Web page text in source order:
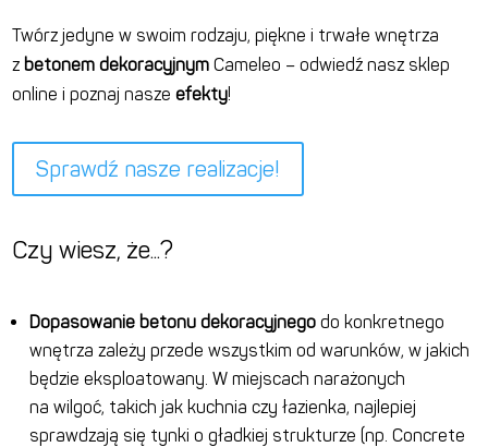
Twórzjedyne w swoim rodzaju, piękne i trwałe wnętrza
zbetonem dekoracyjnym Cameleo – odwiedź nasz sklep
online i poznaj naszeefekty!
Sprawdź nasze realizacje!
Czy wiesz, że...?
Dopasowanie betonu dekoracyjnego do konkretnego
wnętrza zależy przede wszystkim od warunków, w jakich
będzie eksploatowany. W miejscach narażonych
na wilgoć, takich jak kuchnia czy łazienka, najlepiej
sprawdzają się tynki o gładkiej strukturze (np. Concrete